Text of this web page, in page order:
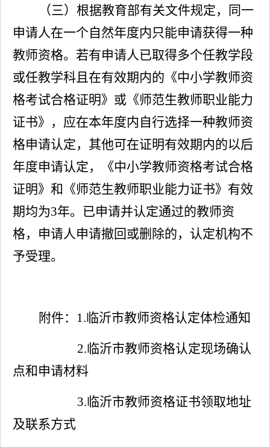
（三）根据教育部有关文件规定，
同一
申请人在一个自然年度内只能申请获得一种
教师资格。 若有申请人已取得多个任教学段
或任教学科且在有效期内的《中小学教师资
格考试合格证明》或 《师范生教师职业能力
证书》，应在本年度内自行选择一种教师资
格申请认定，其他可在证明有效期内的以后
年度申请认定，《中小学教师资格考试合格
证明》和《师范生教师职业能力证书》有效
期均为3年。已申请并认定通过的教师资
格，申请人申请撤回或删除的，认定机构不
予受理。
附件： 1.临沂市教师资格认定体检通知
2.临沂市教师资格认定现场确认
点和申请材料
3.临沂市教师资格证书领取地址
及联系方式